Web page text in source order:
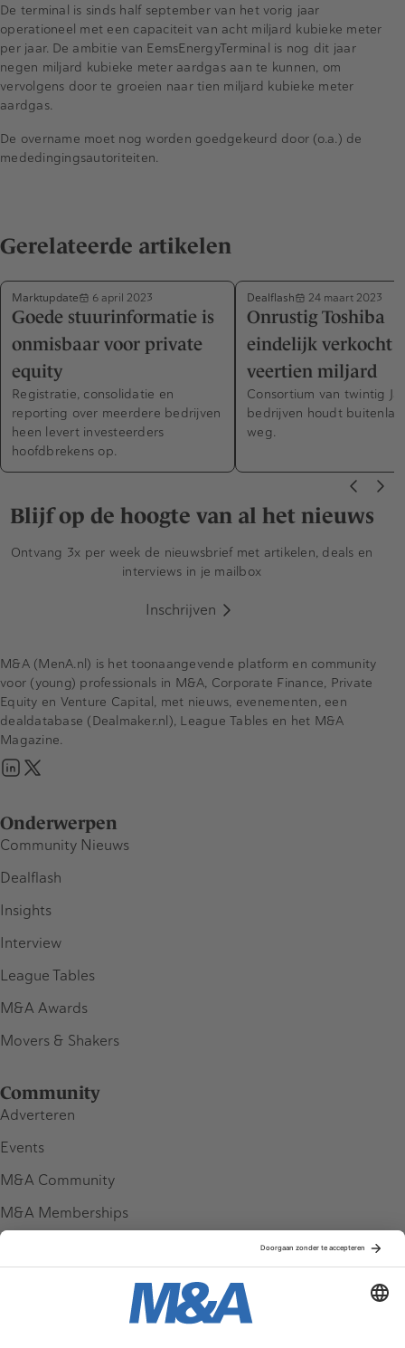
De terminal is sinds half september van het vorig jaar
operationeel met een capaciteit van acht miljard kubieke meter
per jaar. De ambitie van EemsEnergyTerminal is nog dit jaar
negen miljard kubieke meter aardgas aan te kunnen, om
vervolgens door te groeien naar tien miljard kubieke meter
aardgas.
De overname moet nog worden goedgekeurd door (o.a.) de
mededingingsautoriteiten.
Gerelateerde artikelen
Marktupdate 6 april 2023
Goede stuurinformatie is
onmisbaar voor private
equity
Registratie, consolidatie en
reporting over meerdere bedrijven
heen levert investeerders
hoofdbrekens op.
Dealflash 24 maart 2023
Onrustig Toshiba
eindelijk verkocht
veertien miljard
Consortium van twintig
bedrijven houdt
weg.
Blijf op de hoogte van al het nieuws
Ontvang 3x per week de nieuwsbrief met artikelen, deals en
interviews in je mailbox
Inschrijven
Onderwerpen
Community Nieuws
Dealflash
Insights
Interview
League Tables
M&A Awards
Movers & Shakers
Community
Adverteren
Events
M&A Community
M&A Memberships
M&A (MenA.nl) is het toonaangevende platform en community
voor (young) professionals in M&A, Corporate Finance, Private
Equity en Venture Capital, met nieuws, evenementen, een
dealdatabase (Dealmaker.nl), League Tables en het M&A
Magazine.